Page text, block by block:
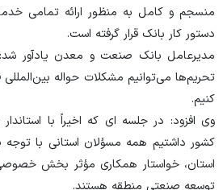
منسجم و کامل به منظور ارائه تمامی
دستور کار بانک قرار گرفته است.
مدیرعامل بانک صنعت و معدن یادآور شد:
تحریم‌ها می‌توانیم مشکلات حواله
کنیم.
وی افزود: در جلسه ای که اخیراً با استاندار
کشور داشتیم همه مسؤلان استانی با
استان، خواستار همکاری مؤثر بخش
توسعه صنعتی منطقه هستند.